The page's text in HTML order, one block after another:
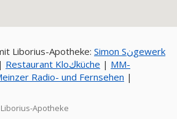
Liborius-Apotheke: Simon Sنgewerk
| Restaurant Kloكküche | MM-
Radio- und Fernsehen |
Apotheke